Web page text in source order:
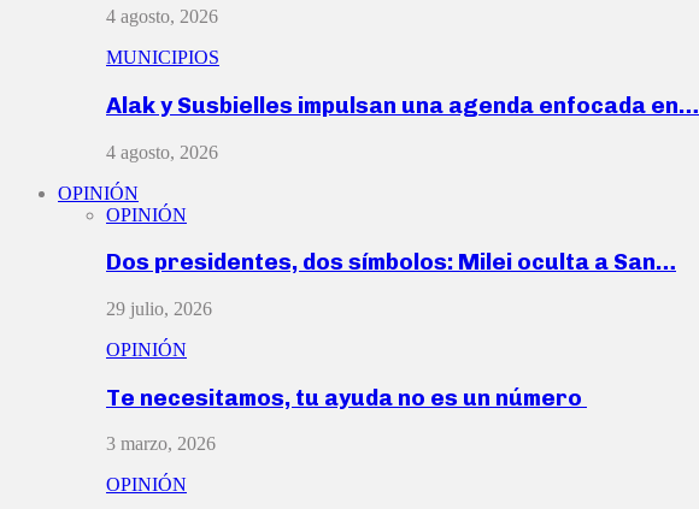
4 agosto, 2026
MUNICIPIOS
Alak y Susbielles impulsan una agenda enfocada en…
4 agosto, 2026
OPINIÓN
OPINIÓN
Dos presidentes, dos símbolos: Milei oculta a San…
29 julio, 2026
OPINIÓN
Te necesitamos, tu ayuda no es un número
3 marzo, 2026
OPINIÓN